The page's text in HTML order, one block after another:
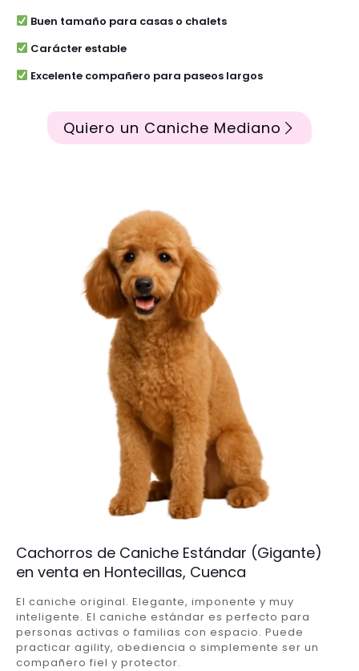
Buen tamaño para casas o chalets
Carácter estable
Excelente compañero para paseos largos
Quiero un Caniche Mediano
Cachorros de Caniche Estándar (Gigante)
en venta en Hontecillas, Cuenca
El caniche original. Elegante, imponente y muy
inteligente. El caniche estándar es perfecto para
personas activas o familias con espacio. Puede
practicar agility, obediencia o simplemente ser un
compañero fiel y protector.